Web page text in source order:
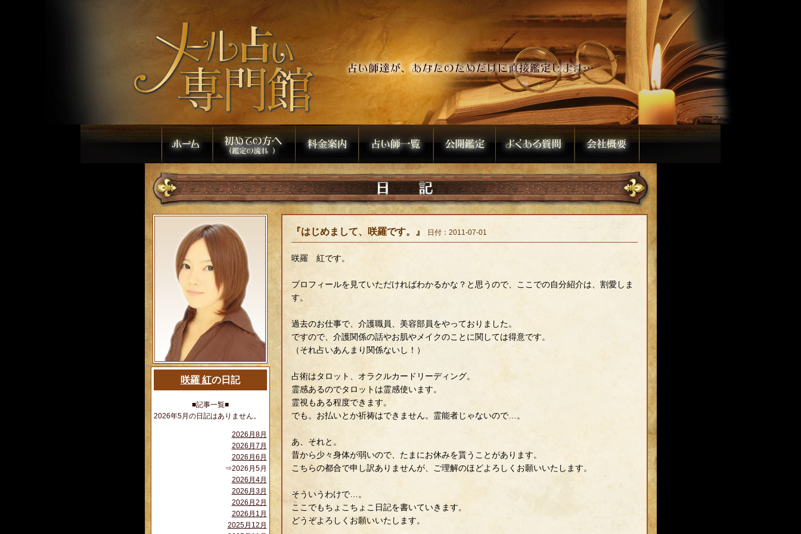
咲羅 紅の日記
■記事一覧■
2026年5月の日記はありません。
2026月8月
2026月7月
2026月6月
⇒2026月5月
2026月4月
2026月3月
2026月2月
2026月1月
2025月12月
『はじめまして、咲羅です。』 日付：2011-07-01
咲羅 紅です。
プロフィールを見ていただければわかるかな？と思うので、ここでの自分紹介は、割愛しま
す。
過去のお仕事で、介護職員、美容部員をやっておりました。
ですので、介護関係の話やお肌やメイクのことに関しては得意です。
（それ占いあんまり関係ないし！）
占術はタロット、オラクルカードリーディング。
霊感あるのでタロットは霊感使います。
霊視もある程度できます。
でも。お払いとか祈祷はできません。霊能者じゃないので…。
あ、それと。
昔から少々身体が弱いので、たまにお休みを貰うことがあります。
こちらの都合で申し訳ありませんが、ご理解のほどよろしくお願いいたします。
そういうわけで…。
ここでもちょこちょこ日記を書いていきます。
どうぞよろしくお願いいたします。